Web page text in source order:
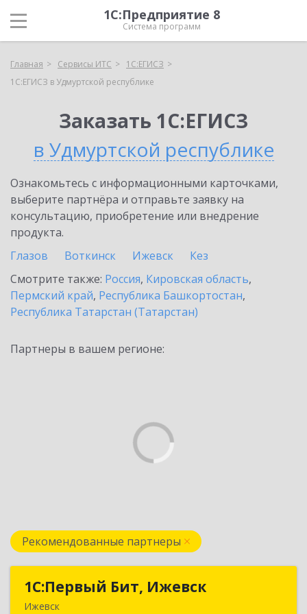
1С:Предприятие 8
Система программ
Главная Сервисы ИТС
1С:ЕГИСЗ
1С:ЕГИСЗ в Удмуртской республике
Заказать 1С:ЕГИСЗ
в Удмуртской республике
Ознакомьтесь с информационными карточками,
выберите партнёра и отправьте заявку на
консультацию, приобретение или внедрение
продукта.
Глазов
Воткинск Ижевск
Кез
Смотрите также: Россия, Кировская область,
Пермский край, Республика Башкортостан,
Республика Татарстан (Татарстан)
Партнеры в вашем регионе:
Рекомендованные партнеры
1С:Первый Бит, Ижевск
Ижевск
1С:Первый Бит, Ижевск